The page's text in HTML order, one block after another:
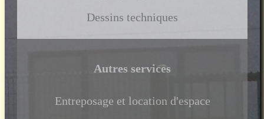
Dessins techniques
Autres services
Entreposage et location d'espace